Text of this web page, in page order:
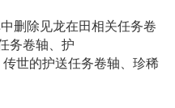
删除见龙在田相关任务卷
务卷轴、护
世的护送任务卷轴、珍稀